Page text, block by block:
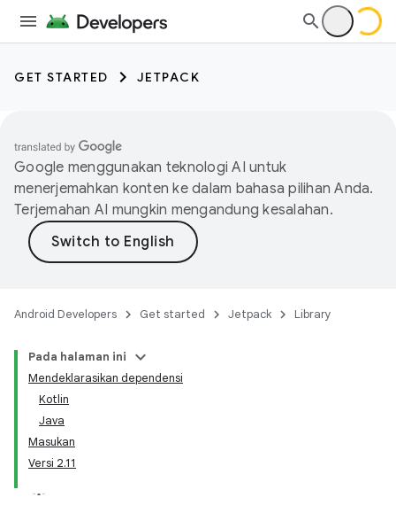
GET STARTED JETPACK
Google menggunakan teknologi AI untuk
menerjemahkan konten ke dalam bahasa pilihan Anda.
Terjemahan AI mungkin mengandung kesalahan.
Android Developers Get started Jetpack Library
Pada halaman ini
Mendeklarasikan dependensi
Kotlin
Java
Masukan
Versi 2.11